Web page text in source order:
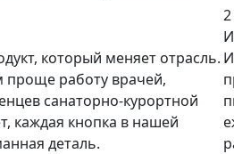
который меняет отрасль.
проще работу врачей,
санаторно-курортной
каждая кнопка в нашей
деталь.
2